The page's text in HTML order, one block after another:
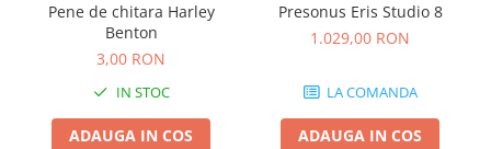
Pop filtre
Preamplificatoare
Recordere de studio
Pene de chitara Harley
Benton
3,00 RON
IN STOC
ADAUGA IN COS
Presonus Eris Studio 8
1.029,00 RON
LA COMANDA
ADAUGA IN COS